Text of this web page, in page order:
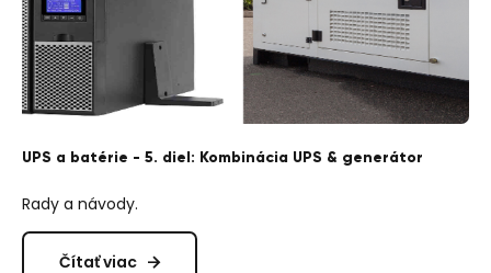
UPS a batérie - 5. diel: Kombinácia UPS & generátor
Rady a návody.
Čítať viac